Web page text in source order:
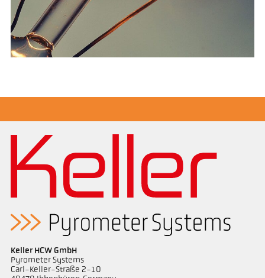
Keller HCW GmbH
Pyrometer Systems
Carl-Keller-Straße 2-10